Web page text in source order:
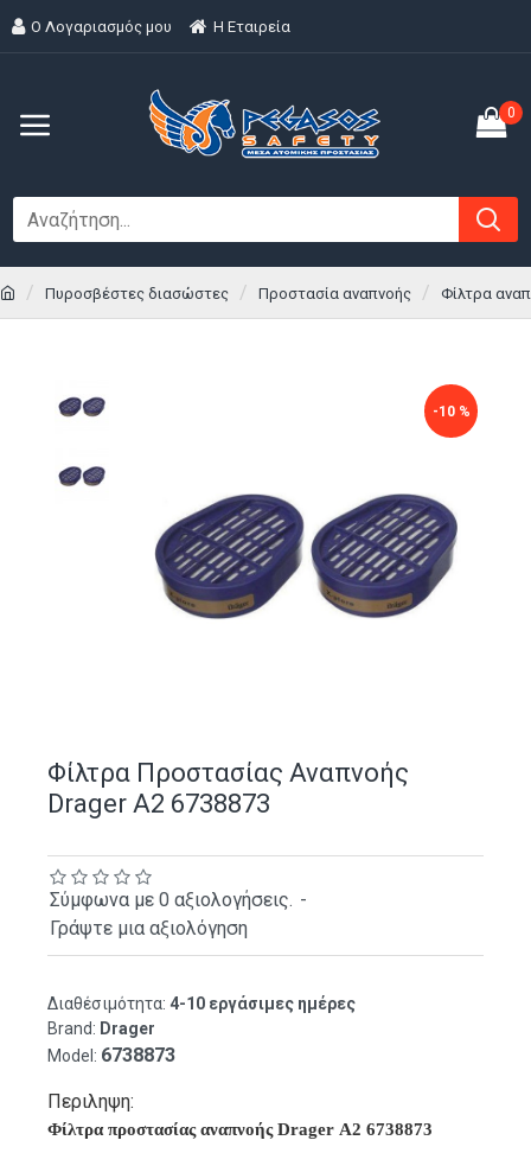
Ο Λογαριασμός μου H Εταιρεία
0
Πυροσβέστες διασώστες Προστασία αναπνοής Φίλτρα
-10 %
Φίλτρα Προστασίας Αναπνοής
Drager Α2 6738873
Διαθέσιμότητα: 4-10 εργάσιμες ημέρες
Brand: Drager
Model: 6738873
Σύμφωνα με 0 αξιολογήσεις. -
Γράψτε μια αξιολόγηση
Περιληψη:
Φίλτρα προστασίας αναπνοής Drager Α2 6738873